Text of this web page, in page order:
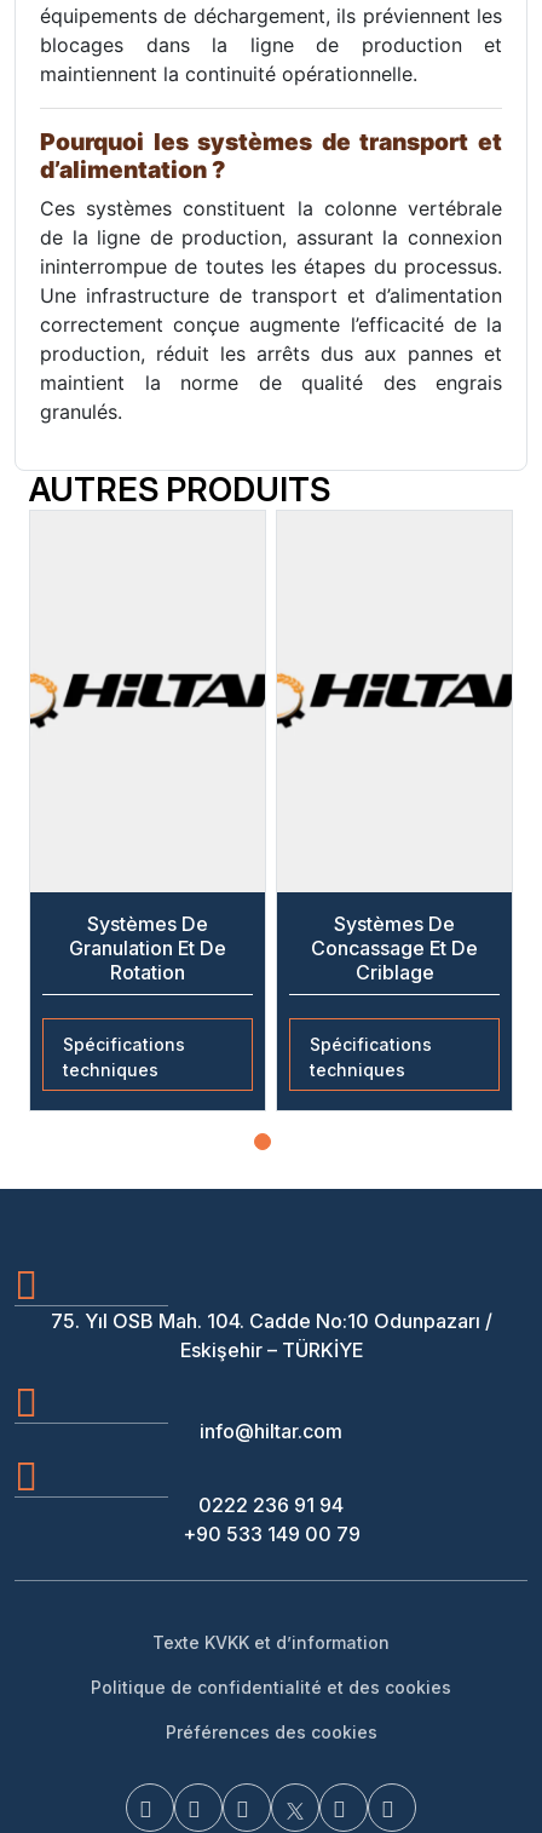
équipements de déchargement, ils préviennent les
blocages dans la ligne de production et
maintiennent la continuité opérationnelle.
Pourquoi les systèmes de transport et
d’alimentation ?
Ces systèmes constituent la colonne vertébrale
de la ligne de production, assurant la connexion
ininterrompue de toutes les étapes du processus.
Une infrastructure de transport et d’alimentation
correctement conçue augmente l’efficacité de la
production, réduit les arrêts dus aux pannes et
maintient la norme de qualité des engrais
granulés.
AUTRES PRODUITS
Systèmes De
Granulation Et De
Rotation
Spécifications
techniques
Systèmes De
Concassage Et De
Criblage
Spécifications
techniques
75. Yıl OSB Mah. 104. Cadde No:10 Odunpazarı /
Eskişehir – TÜRKİYE
info@hiltar.com
0222 236 91 94
+90 533 149 00 79
Texte KVKK et d’information
Politique de confidentialité et des cookies
Préférences des cookies